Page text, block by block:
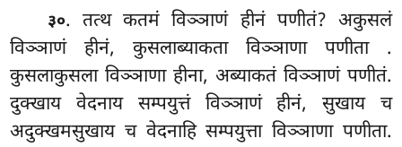
३०. तत्थ कतमं विञ्ञाणं हीनं पणीतं? अकुसलं
विञ्ञाणं हीनं, कुसलाब्याकता विञ्ञाणा पणीता .
कुसलाकुसला विञ्ञाणा हीना, अब्याकतं विञ्ञाणं पणीतं.
दुक्खाय वेदनाय सम्पयुत्तं विञ्ञाणं हीनं, सुखाय च
अदुक्खमसुखाय च वेदनाहि सम्पयुत्ता विञ्ञाणा पणीता.